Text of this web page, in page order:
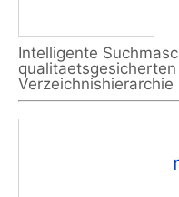
Intelligente
Verzeichnishierarchie